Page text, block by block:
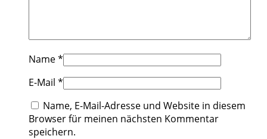
Name*
E-Mail *
Name, E-Mail-Adresse und Website in diesem
Browser für meinen nächsten Kommentar
speichern.